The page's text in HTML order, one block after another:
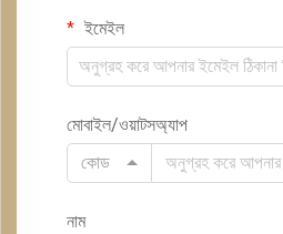
ইমেইল
মোবাইল/ওয়াটসঅ্যাপ
কোড
নাম